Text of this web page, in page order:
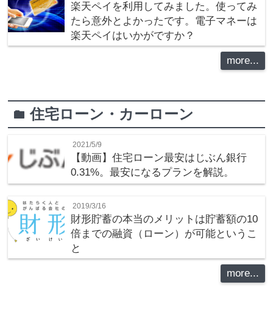
楽天ペイを利用してみました。使ってみ
たら意外とよかったです。電子マネーは
楽天ペイはいかがですか？
more...
folder住宅ローン・カーローン
2021/5/9
【動画】住宅ローン最安はじぶん銀行
0.31%。最安になるプランを解説。
2019/3/16
財形貯蓄の本当のメリットは貯蓄額の10
倍までの融資（ローン）が可能というこ
と
more...